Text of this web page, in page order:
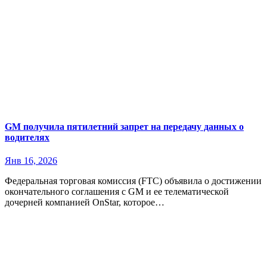
GM получила пятилетний запрет на передачу данных о
водителях
Янв 16, 2026
Федеральная торговая комиссия (FTC) объявила о достижении
окончательного соглашения с GM и ее телематической
дочерней компанией OnStar, которое…